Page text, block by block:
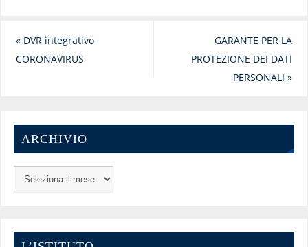
«DVR integrativo
CORONAVIRUS
GARANTE PER LA
PROTEZIONE DEI DATI
PERSONALI»
ARCHIVIO